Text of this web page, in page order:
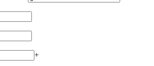
+